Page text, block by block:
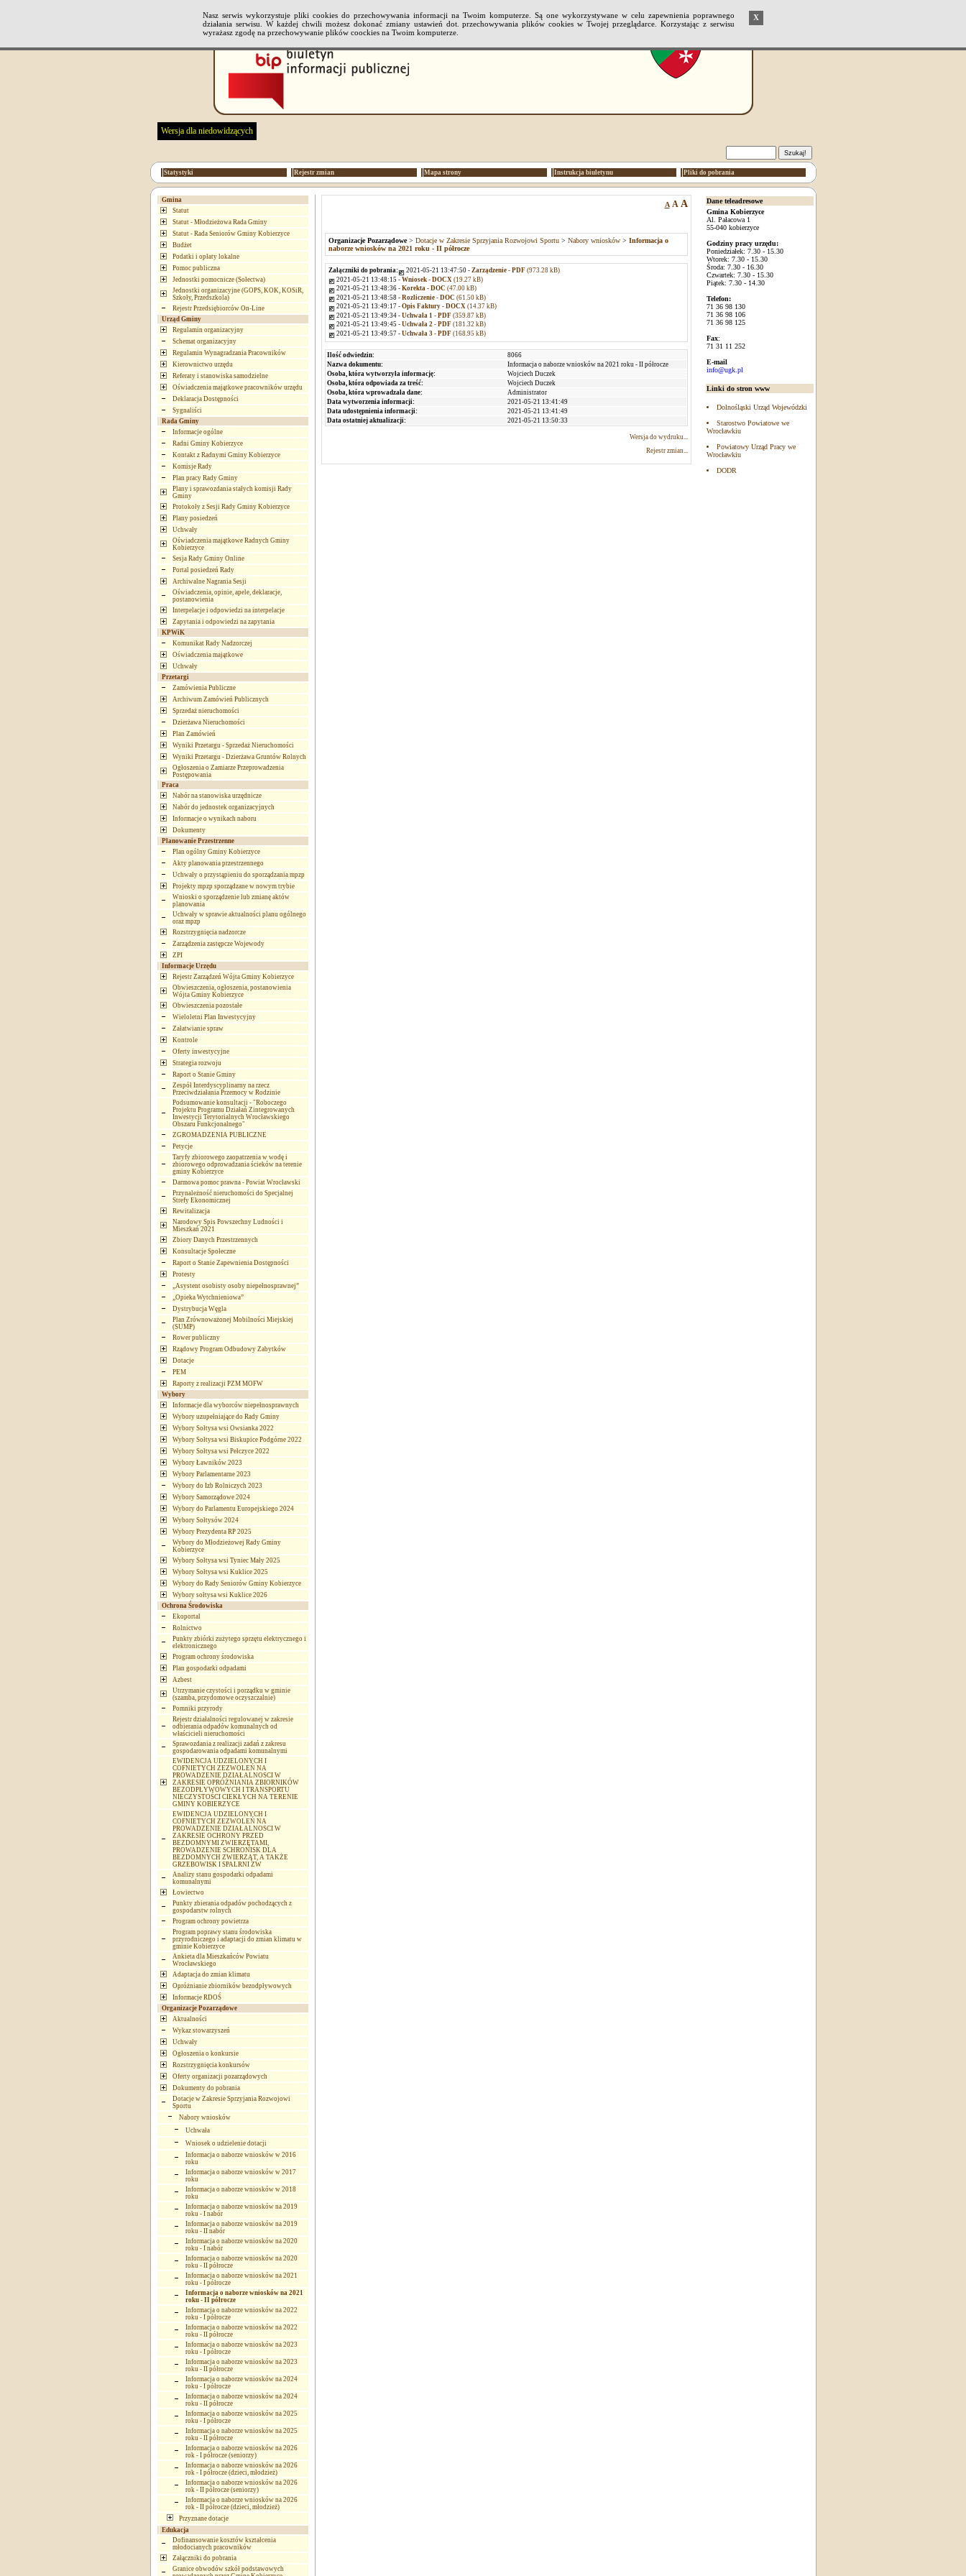
Nasz serwis wykorzystuje pliki cookies do przechowywania informacji na Twoim komputerze. Są one wykorzystywane w celu zapewnienia poprawnego
działania serwisu. W każdej chwili możesz dokonać zmiany ustawień dot. przechowywania plików cookies w Twojej przeglądarce. Korzystając z serwisu
wyrażasz zgodę na przechowywanie plików coockies na Twoim komputerze.
X
Wersja dla niedowidzących
Statystyki Rejestr zmian Mapa strony Instrukcja biuletynu Pliki do pobrania
Gmina
Statut
Statut - Młodzieżowa Rada Gminy
Statut - Rada Seniorów Gminy Kobierzyce
Budżet
Podatki i opłaty lokalne
Pomoc publiczna
Jednostki pomocnicze (Sołectwa)
Jednostki organizacyjne (GOPS, KOK, KOSiR,
Szkoły, Przedszkola)
Rejestr Przedsiębiorców On-Line
Urząd Gminy
Regulamin organizacyjny
Schemat organizacyjny
Regulamin Wynagradzania Pracowników
Kierownictwo urzędu
Referaty i stanowiska samodzielne
Oświadczenia majątkowe pracowników urzędu
Deklaracja Dostępności
Sygnaliści
Rada Gminy
Informacje ogólne
Radni Gminy Kobierzyce
Kontakt z Radnymi Gminy Kobierzyce
Komisje Rady
Plan pracy Rady Gminy
Plany i sprawozdania stałych komisji Rady
Gminy
Protokoły z Sesji Rady Gminy Kobierzyce
Plany posiedzeń
Uchwały
Oświadczenia majątkowe Radnych Gminy
Kobierzyce
Sesja Rady Gminy Online
Portal posiedzeń Rady
Archiwalne Nagrania Sesji
Oświadczenia, opinie, apele, deklaracje,
postanowienia
Interpelacje i odpowiedzi na interpelacje
Zapytania i odpowiedzi na zapytania
KPWiK
Komunikat Rady Nadzorczej
Oświadczenia majątkowe
Uchwały
Przetargi
Zamówienia Publiczne
Archiwum Zamówień Publicznych
Sprzedaż nieruchomości
Dzierżawa Nieruchomości
Plan Zamówień
Wyniki Przetargu - Sprzedaż Nieruchomości
Wyniki Przetargu - Dzierżawa Gruntów Rolnych
Ogłoszenia o Zamiarze Przeprowadzenia
Postępowania
Praca
Nabór na stanowiska urzędnicze
Nabór do jednostek organizacyjnych
Informacje o wynikach naboru
Dokumenty
Planowanie Przestrzenne
Plan ogólny Gminy Kobierzyce
Akty planowania przestrzennego
Uchwały o przystąpieniu do sporządzania mpzp
Projekty mpzp sporządzane w nowym trybie
Wnioski o sporządzenie lub zmianę aktów
planowania
Uchwały w sprawie aktualności planu ogólnego
oraz mpzp
Rozstrzygnięcia nadzorcze
Zarządzenia zastępcze Wojewody
ZPI
Informacje Urzędu
Rejestr Zarządzeń Wójta Gminy Kobierzyce
Obwieszczenia, ogłoszenia, postanowienia
Wójta Gminy Kobierzyce
Obwieszczenia pozostałe
Wieloletni Plan Inwestycyjny
Załatwianie spraw
Kontrole
Oferty inwestycyjne
Strategia rozwoju
Raport o Stanie Gminy
Zespół Interdyscyplinarny na rzecz
Przeciwdziałania Przemocy w Rodzinie
Podsumowanie konsultacji - "Roboczego
Projektu Programu Działań Zintegrowanych
Inwestycji Terytorialnych Wrocławskiego
Obszaru Funkcjonalnego"
ZGROMADZENIA PUBLICZNE
Petycje
Taryfy zbiorowego zaopatrzenia w wodę i
zbiorowego odprowadzania ścieków na terenie
gminy Kobierzyce
Darmowa pomoc prawna - Powiat Wrocławski
Przynależność nieruchomości do Specjalnej
Strefy Ekonomicznej
Rewitalizacja
Narodowy Spis Powszechny Ludności i
Mieszkań 2021
Zbiory Danych Przestrzennych
Konsultacje Społeczne
Raport o Stanie Zapewnienia Dostępności
Protesty
„Asystent osobisty osoby niepełnosprawnej”
„Opieka Wytchnieniowa”
Dystrybucja Węgla
Plan Zrównoważonej Mobilności Miejskiej
(SUMP)
Rower publiczny
Rządowy Program Odbudowy Zabytków
Dotacje
PEM
Raporty z realizacji PZM MOFW
Wybory
Informacje dla wyborców niepełnosprawnych
Wybory uzupełniające do Rady Gminy
Wybory Sołtysa wsi Owsianka 2022
Wybory Sołtysa wsi Biskupice Podgórne 2022
Wybory Sołtysa wsi Pełczyce 2022
Wybory Ławników 2023
Wybory Parlamentarne 2023
Wybory do Izb Rolniczych 2023
Wybory Samorządowe 2024
Wybory do Parlamentu Europejskiego 2024
Wybory Sołtysów 2024
Wybory Prezydenta RP 2025
Wybory do Młodzieżowej Rady Gminy
Kobierzyce
Wybory Sołtysa wsi Tyniec Mały 2025
Wybory Sołtysa wsi Kuklice 2025
Wybory do Rady Seniorów Gminy Kobierzyce
Wybory sołtysa wsi Kuklice 2026
Ochrona Środowiska
Ekoportal
Rolnictwo
Punkty zbiórki zużytego sprzętu elektrycznego i
elektronicznego
Program ochrony środowiska
Plan gospodarki odpadami
Azbest
Utrzymanie czystości i porządku w gminie
(szamba, przydomowe oczyszczalnie)
Pomniki przyrody
Rejestr działalności regulowanej w zakresie
odbierania odpadów komunalnych od
właścicieli nieruchomości
Sprawozdania z realizacji zadań z zakresu
gospodarowania odpadami komunalnymi
EWIDENCJA UDZIELONYCH I
COFNIETYCH ZEZWOLEŃ NA
PROWADZENIE DZIAŁALNOSCI W
ZAKRESIE OPRÓŻNIANIA ZBIORNIKÓW
BEZODPŁYWOWYCH I TRANSPORTU
NIECZYSTOŚCI CIEKŁYCH NA TERENIE
GMINY KOBIERZYCE
EWIDENCJA UDZIELONYCH I
COFNIETYCH ZEZWOLEŃ NA
PROWADZENIE DZIAŁALNOSCI W
ZAKRESIE OCHRONY PRZED
BEZDOMNYMI ZWIERZĘTAMI,
PROWADZENIE SCHRONISK DLA
BEZDOMNYCH ZWIERZĄT, A TAKŻE
GRZEBOWISK I SPALRNI ZW
Analizy stanu gospodarki odpadami
komunalnymi
Łowiectwo
Punkty zbierania odpadów pochodzących z
gospodarstw rolnych
Program ochrony powietrza
Program poprawy stanu środowiska
przyrodniczego i adaptacji do zmian klimatu w
gminie Kobierzyce
Ankieta dla Mieszkańców Powiatu
Wrocławskiego
Adaptacja do zmian klimatu
Opróżnianie zbiorników bezodpływowych
Informacje RDOŚ
Organizacje Pozarządowe
Aktualności
Wykaz stowarzyszeń
Uchwały
Ogłoszenia o konkursie
Rozstrzygnięcia konkursów
Oferty organizacji pozarządowych
Dokumenty do pobrania
Dotacje w Zakresie Sprzyjania Rozwojowi
Sportu
Nabory wniosków
Uchwała
Wniosek o udzielenie dotacji
Informacja o naborze wniosków w 2016
roku
Informacja o naborze wniosków w 2017
roku
Informacja o naborze wniosków w 2018
roku
Informacja o naborze wniosków na 2019
roku - I nabór
Informacja o naborze wniosków na 2019
roku - II nabór
Informacja o naborze wniosków na 2020
roku - I nabór
Informacja o naborze wniosków na 2020
roku - II półrocze
Informacja o naborze wniosków na 2021
roku - I półrocze
Informacja o naborze wniosków na 2021
roku - II półrocze
Informacja o naborze wniosków na 2022
roku - I półrocze
Informacja o naborze wniosków na 2022
roku - II półrocze
Informacja o naborze wniosków na 2023
roku - I półrocze
Informacja o naborze wniosków na 2023
roku - II półrocze
Informacja o naborze wniosków na 2024
roku - I półrocze
Informacja o naborze wniosków na 2024
roku - II półrocze
Informacja o naborze wniosków na 2025
roku - I półrocze
Informacja o naborze wniosków na 2025
roku - II półrocze
Informacja o naborze wniosków na 2026
rok - I półrocze (seniorzy)
Informacja o naborze wniosków na 2026
rok - I półrocze (dzieci, młodzież)
Informacja o naborze wniosków na 2026
rok - II półrocze (seniorzy)
Informacja o naborze wniosków na 2026
rok - II półrocze (dzieci, młodzież)
Przyznane dotacje
Edukacja
Dofinansowanie kosztów kształcenia
młodocianych pracowników
Załączniki do pobrania
Granice obwodów szkół podstawowych
A A A
Organizacje Pozarządowe> Dotacje w Zakresie Sprzyjania Rozwojowi Sportu> Nabory wniosków> Informacja o
naborze wniosków na 2021 roku - II półrocze
Załączniki do pobrania: 2021-05-21 13:47:50 - Zarządzenie - PDF (973.28 kB)
2021-05-21 13:48:15 - Wniosek - DOCX (19.27 kB)
2021-05-21 13:48:36 - Korekta - DOC (47.00 kB)
2021-05-21 13:48:58 - Rozliczenie - DOC (61.50 kB)
2021-05-21 13:49:17 - Opis Faktury - DOCX(14.37 kB)
2021-05-21 13:49:34 - Uchwała 1 - PDF (359.87 kB)
2021-05-21 13:49:45 - Uchwała 2 - PDF (181.32 kB)
2021-05-21 13:49:57 - Uchwała 3 - PDF (168.95 kB)
Ilość odwiedzin:
8066
Nazwa dokumentu:
Informacja o naborze wniosków na 2021 roku - II półrocze
Osoba, która wytworzyła informację:
Wojciech Duczek
Osoba, która odpowiada za treść:
Wojciech Duczek
Osoba, która wprowadzała dane:
Administrator
Data wytworzenia informacji:
2021-05-21 13:41:49
Data udostępnienia informacji:
2021-05-21 13:41:49
Data ostatniej aktualizacji:
2021-05-21 13:50:33
Wersja do wydruku...
Rejestr zmian...
Dane teleadresowe
Gmina Kobierzyce
Al. Pałacowa 1
55-040 kobierzyce
Godziny pracy urzędu:
Poniedziałek: 7.30 - 15.30
Wtorek: 7.30 - 15.30
Środa: 7.30 - 16.30
Czwartek: 7.30 - 15.30
Piątek: 7.30 - 14.30
Telefon:
71 36 98 130
71 36 98 106
71 36 98 125
Fax:
71 31 11 252
E-mail
info@ugk.pl
Linki do stron www
Dolnośląski Urząd Wojewódzki
Starostwo Powiatowe we
Wrocławkiu
Powiatowy Urząd Pracy we
Wrocławkiu
DODR